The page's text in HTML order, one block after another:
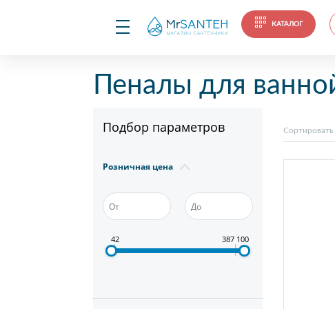
КАТАЛОГ
Пеналы для
Подбор параметров
Розничная цена
42 387 100
Сортировать